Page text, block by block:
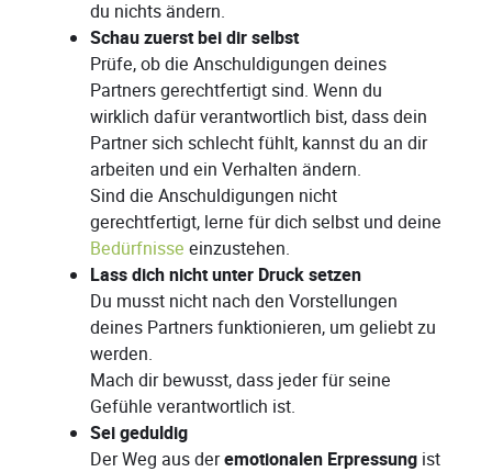
du nichts ändern.
Schau zuerst bei dir selbst
Prüfe, ob die Anschuldigungen deines
Partners gerechtfertigt sind. Wenn du
wirklich dafür verantwortlich bist, dass dein
Partner sich schlecht fühlt, kannst du an dir
arbeiten und ein Verhalten ändern.
Sind die Anschuldigungen nicht
gerechtfertigt, lerne für dich selbst und deine
Bedürfnisse einzustehen.
Lass dich nicht unter Druck setzen
Du musst nicht nach den Vorstellungen
deines Partners funktionieren, um geliebt zu
werden.
Mach dir bewusst, dass jeder für seine
Gefühle verantwortlich ist.
Sei geduldig
Der Weg aus deremotionalen Erpressung ist